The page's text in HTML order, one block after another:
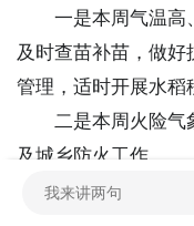
一是本周气温高
及时查苗补苗，做
管理，适时开展水稻
二是本周火险
及城乡防火工作。
三是18日-19日